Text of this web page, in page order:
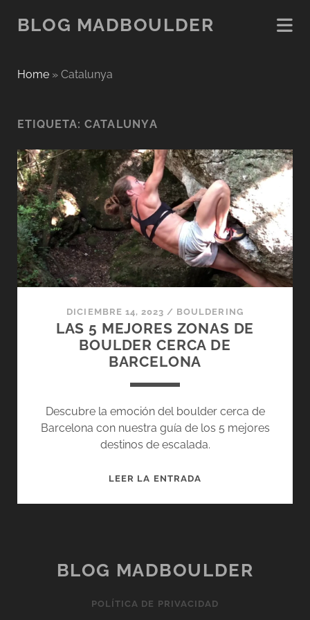
BLOG MADBOULDER
Home» Catalunya
ETIQUETA: CATALUNYA
DICIEMBRE 14, 2023 / BOULDERING
LAS 5 MEJORES ZONAS DE
BOULDER CERCA DE
BARCELONA
Descubre la emoción del boulder cerca de
Barcelona con nuestra guía de los 5 mejores
destinos de escalada.
LEER LA ENTRADA
CERCA
BARCELONA
BLOG MADBOULDER
POLÍTICA DE PRIVACIDAD